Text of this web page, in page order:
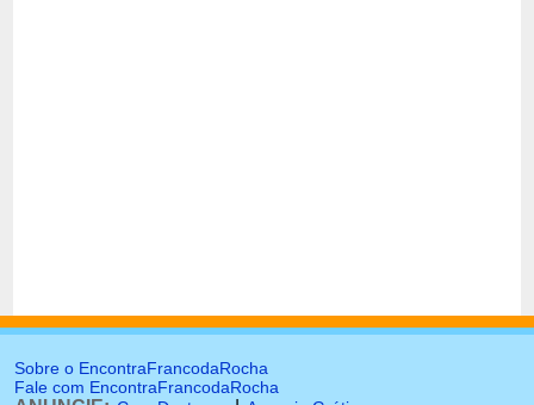
Sobre o EncontraFrancodaRocha
Fale com EncontraFrancodaRocha